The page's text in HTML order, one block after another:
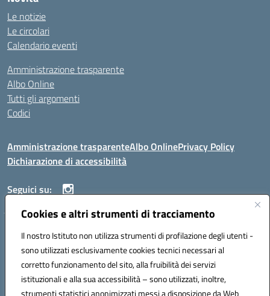
Cookies e altri strumenti di tracciamento
Il nostro Istituto non utilizza strumenti di profilazione degli utenti -
sono utilizzati esclusivamente cookies tecnici necessari al
corretto funzionamento del sito, alla fruibilità dei servizi
istituzionali e alla sua accessibilità – sono utilizzati, inoltre,
strumenti statistici anonimizzati messi a disposizione da Web
Le notizie
Le circolari
Calendario eventi
Amministrazione trasparente
Albo Online
Tutti gli argomenti
Codici
Amministrazione trasparenteAlbo OnlinePrivacy Policy
Dichiarazione di accessibilità
Seguici su:
ISTITUTO ISTRUZIONE SUPERIORE ANGELO ROTH
Codice fiscale: 80004310902 Codice meccanografico: SSIS019006
Telefono: 079951627
Mail: SSIS019006@istruzione.it PEC: SSIS019006@pec.istruzione.it